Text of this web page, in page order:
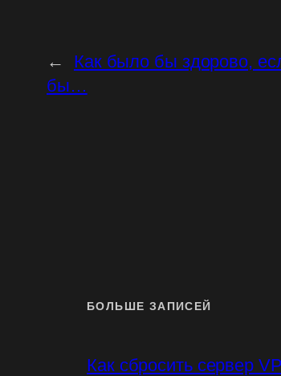
←
Как было бы здорово,
бы…
БОЛЬШЕ ЗАПИСЕЙ
Как сбросить сервер